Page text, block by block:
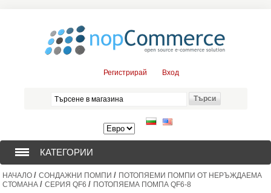
Регистрирай Вход
КАТЕГОРИИ
СОНДАЖНИ ПОМПИ (376)
НАЧАЛО / СОНДАЖНИ ПОМПИ / ПОТОПЯЕМИ ПОМПИ ОТ НЕРЪЖДАЕМА
СТОМАНА / СЕРИЯ QF6 / ПОТОПЯЕМА ПОМПА QF6-8